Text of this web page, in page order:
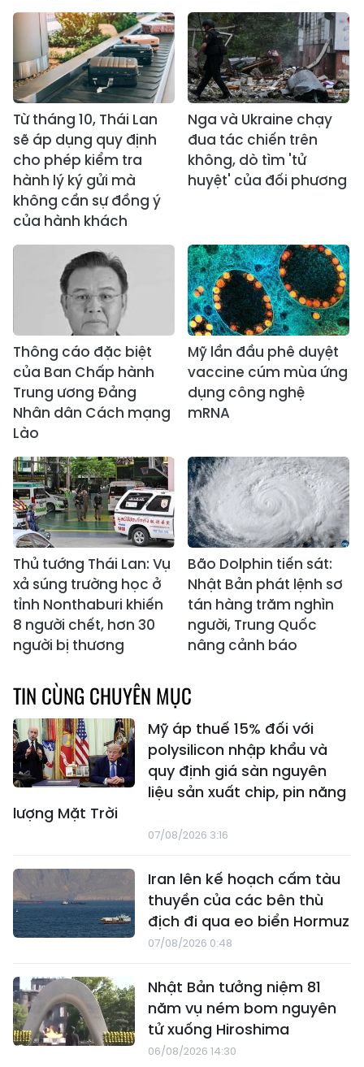
Từ tháng 10, Thái Lan
sẽ áp dụng quy định
cho phép kiểm tra
hành lý ký gửi mà
không cần sự đồng ý
của hành khách
Nga và Ukraine chạy
đua tác chiến trên
không, dò tìm 'tử
huyệt' của đối phương
Thông cáo đặc biệt
của Ban Chấp hành
Trung ương Đảng
Nhân dân Cách mạng
Lào
Mỹ lần đầu phê duyệt
vaccine cúm mùa ứng
dụng công nghệ
mRNA
Thủ tướng Thái Lan: Vụ
xả súng trường học ở
tỉnh Nonthaburi khiến
8 người chết, hơn 30
người bị thương
Bão Dolphin tiến sát:
Nhật Bản phát lệnh sơ
tán hàng trăm nghìn
người, Trung Quốc
nâng cảnh báo
TIN CÙNG CHUYÊN MỤC
Mỹ áp thuế 15% đối với
polysilicon nhập khẩu và
quy định giá sàn nguyên
liệu sản xuất chip, pin năng
lượng Mặt Trời
07/08/2026 3:16
Iran lên kế hoạch cấm tàu
thuyền của các bên thù
địch đi qua eo biển Hormuz
07/08/2026 0:48
Nhật Bản tưởng niệm 81
năm vụ ném bom nguyên
tử xuống Hiroshima
06/08/2026 14:30